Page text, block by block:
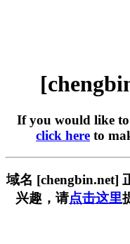
If you would like to
click here to
域名 [chengbin.net]
兴趣，请点击这里